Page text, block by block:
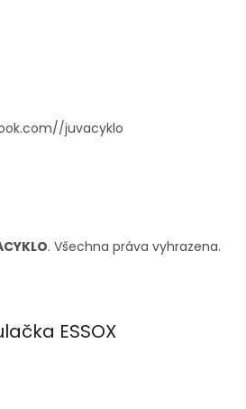
juvacyklo
. Všechna práva vyhrazena.
ESSOX